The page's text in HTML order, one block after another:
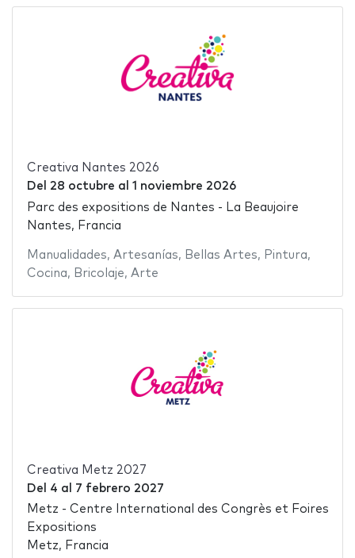
Creativa Nantes 2026
Del 28 octubre al 1 noviembre 2026
Parc des expositions de Nantes - La Beaujoire
Nantes, Francia
Manualidades, Artesanías, Bellas Artes, Pintura,
Cocina, Bricolaje, Arte
Creativa Metz 2027
Del 4 al 7 febrero 2027
Metz - Centre International des Congrès et Foires
Expositions
Metz, Francia